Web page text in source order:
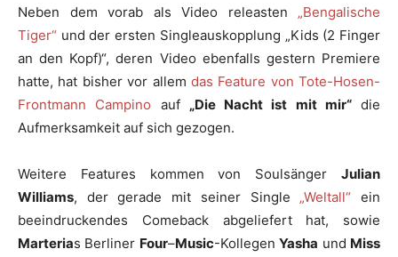
Neben dem vorab als Video releasten „Bengalische
Tiger“ und der ersten Singleauskopplung „Kids (2 Finger
an den Kopf)“, deren Video ebenfalls gestern Premiere
hatte, hat bisher vor allem das Feature von Tote-Hosen-
Frontmann Campino auf „Die Nacht ist mit mir“die
Aufmerksamkeit auf sich gezogen.
Weitere Features kommen von Soulsänger Julian
Williams, der gerade mit seiner Single „Weltall“ ein
beeindruckendes Comeback abgeliefert hat, sowie
Marterias Berliner Four–Music-KollegenYasha und Miss